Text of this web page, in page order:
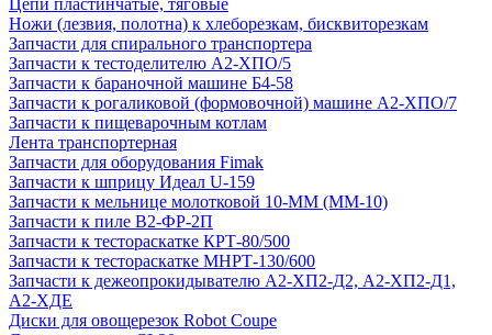
Цепи пластинчатые, тяговые
Ножи (лезвия, полотна) к хлеборезкам, бисквиторезкам
Запчасти для спирального транспортера
Запчасти к тестоделителю А2-ХПО/5
Запчасти к бараночной машине Б4-58
Запчасти к рогаликовой (формовочной) машине А2-ХПО/7
Запчасти к пищеварочным котлам
Лента транспортерная
Запчасти для оборудования Fimak
Запчасти к шприцу Идеал U-159
Запчасти к мельнице молотковой 10-ММ (ММ-10)
Запчасти к пиле В2-ФР-2П
Запчасти к тестораскатке КРТ-80/500
Запчасти к тестораскатке МНРТ-130/600
Запчасти к деже­опрокидывателю А2-ХП2-Д2, А2-ХП2-Д1,
А2-ХДЕ
Диски для овощерезок Robot Coupe